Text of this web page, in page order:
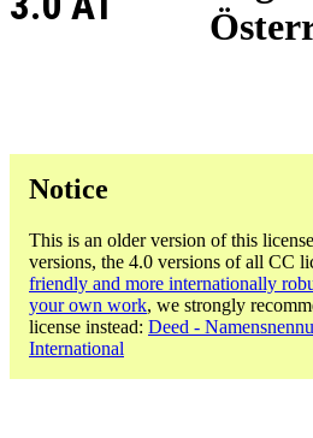
Notice
This is an older version of this
versions, the 4.0 versions of all CC
friendly and more internationally
your own work, we strongly
license instead: Deed -
International